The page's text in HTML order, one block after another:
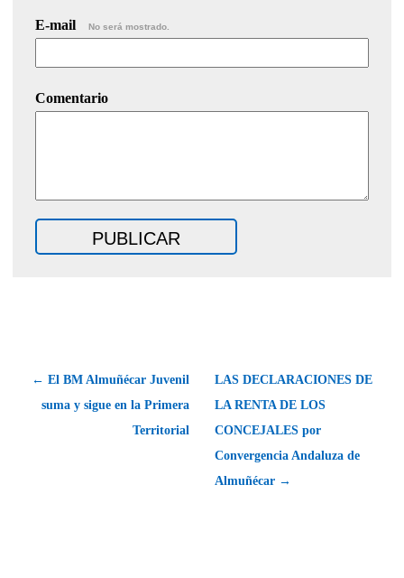
E-mail No será mostrado.
Comentario
← El BM Almuñécar Juvenil
suma y sigue en la Primera
Territorial
LAS DECLARACIONES DE
LA RENTA DE LOS
CONCEJALES por
Convergencia Andaluza de
Almuñécar →